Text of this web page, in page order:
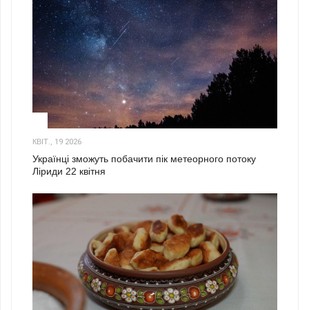
КВІТ., 19 2026
Українці зможуть побачити пік метеорного потоку
Ліриди 22 квітня